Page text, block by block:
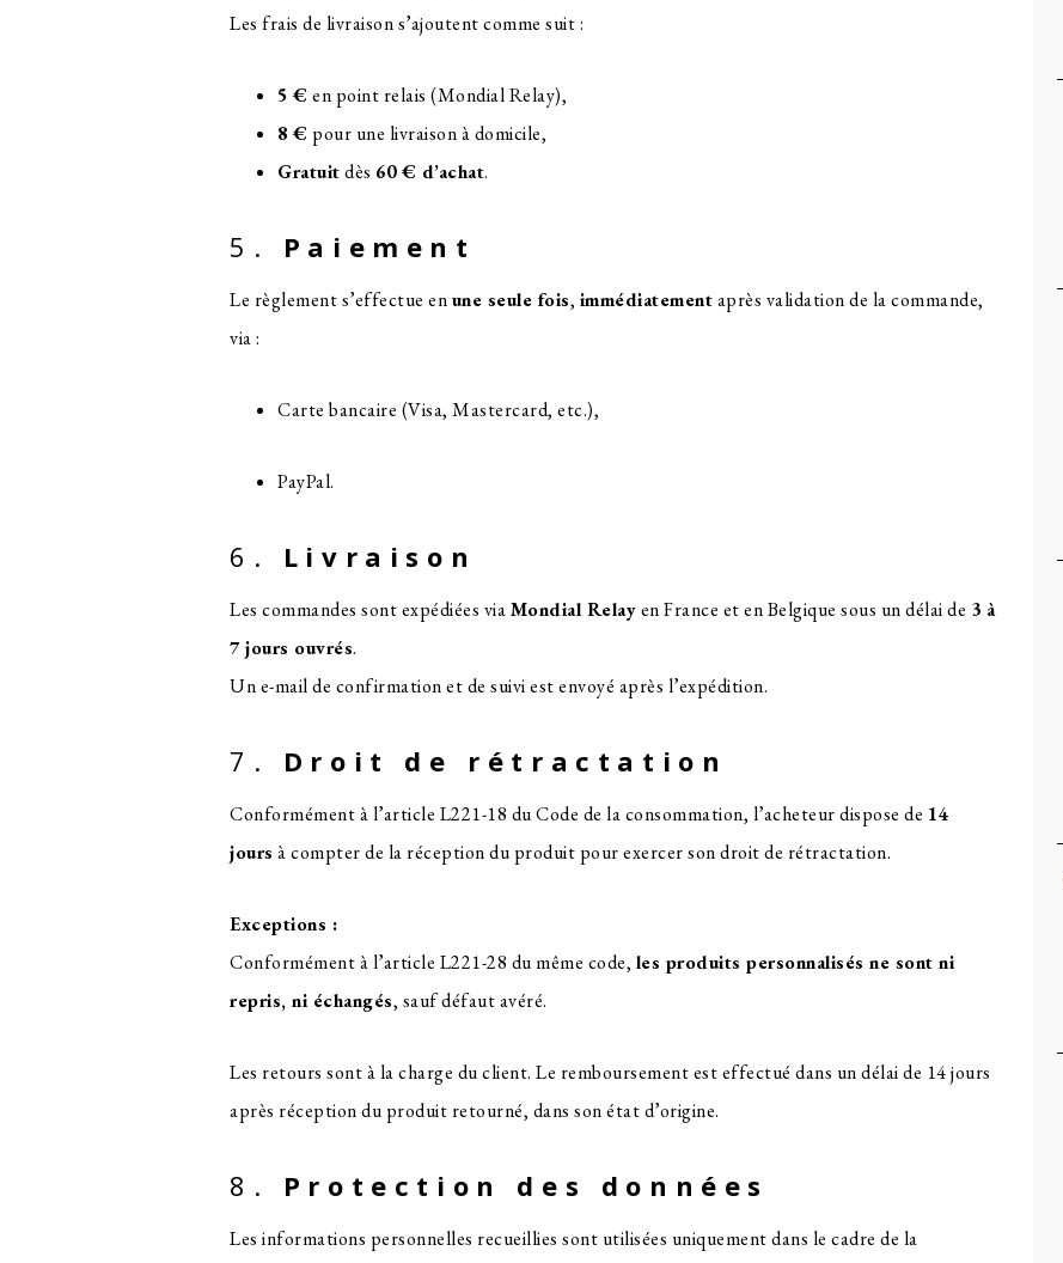
Les frais de livraison s’ajoutent comme suit :
5 € en point relais (Mondial Relay),
8 € pour une livraison à domicile,
Gratuitdès 60 € d’achat.
5. Paiement
Le règlement s’effectue enune seule fois, immédiatementaprès validation de la commande,
via :
Carte bancaire (Visa, Mastercard, etc.),
PayPal.
6. Livraison
Les commandes sont expédiées viaMondial Relayen France et en Belgique sous un délai de 3 à
7 jours ouvrés.
Un e-mail de confirmation et de suivi est envoyé après l’expédition.
7. Droit de rétractation
Conformément à l’article L221-18 du Code de la consommation, l’acheteur dispose de 14
jours à compter de la réception du produit pour exercer son droit de rétractation.
Exceptions :
Conformément à l’article L221-28 du même code, les produits personnalisés ne sont ni
repris, ni échangés, sauf défaut avéré.
Les retours sont à la charge du client. Le remboursement est effectué dans un délai de 14 jours
après réception du produit retourné, dans son état d’origine.
8. Protection des données
Les informations personnelles recueillies sont utilisées uniquement dans le cadre de la